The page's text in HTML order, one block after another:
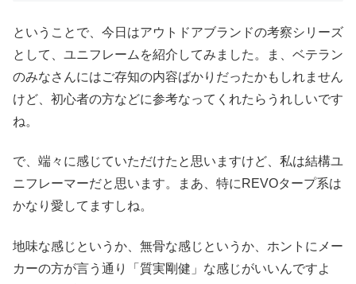
ということで、今日はアウトドアブランドの考察シリーズ
として、ユニフレームを紹介してみました。ま、ベテラン
のみなさんにはご存知の内容ばかりだったかもしれません
けど、初心者の方などに参考なってくれたらうれしいです
ね。
で、端々に感じていただけたと思いますけど、私は結構ユ
ニフレーマーだと思います。まあ、特にREVOタープ系は
かなり愛してますしね。
地味な感じというか、無骨な感じというか、ホントにメー
カーの方が言う通り「質実剛健」な感じがいいんですよ